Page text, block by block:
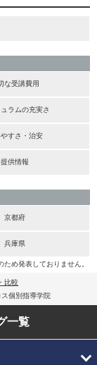
な受講費用
ラムの充実さ
すさ・治安
提供情報
京都府
兵庫県
め発表しておりません。
比較
ス個別指導学院
一覧